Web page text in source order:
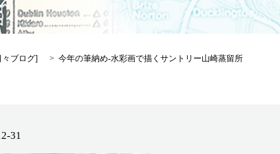
々ブログ] 今年の筆納め-水彩画で描くサントリー山崎蒸留所
31